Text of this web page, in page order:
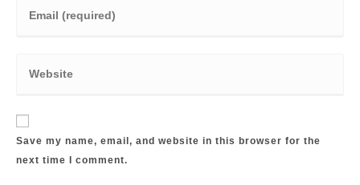
comment
address
comment
URL
(optional)
Save my name, email, and website in this browser for the
next time I comment.